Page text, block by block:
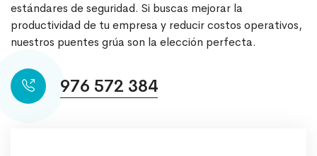
estándares de seguridad. Si buscas mejorar la
productividad de tu empresa y reducir costos operativos,
nuestros puentes grúa son la elección perfecta.
976 572 384